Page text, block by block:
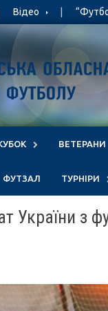
Відео
ВЕТЕРАНИ
ФУТЗАЛ ТУРНІРИ
України з